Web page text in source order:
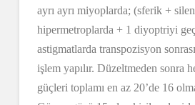
ayrı ayrı miyoplarda; (sferik +
hipermetroplarda + 1 diyoptriyi
astigmatlarda transpozisyon
işlem yapılır. Düzeltmeden sonra
güçleri toplamı en az 20’de 16